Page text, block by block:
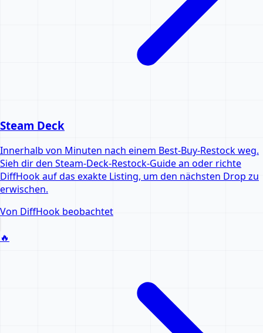
Steam Deck
Innerhalb von Minuten nach einem Best-Buy-Restock weg.
Sieh dir den Steam-Deck-Restock-Guide an oder richte
DiffHook auf das exakte Listing, um den nächsten Drop zu
erwischen.
Von DiffHook beobachtet
🔥